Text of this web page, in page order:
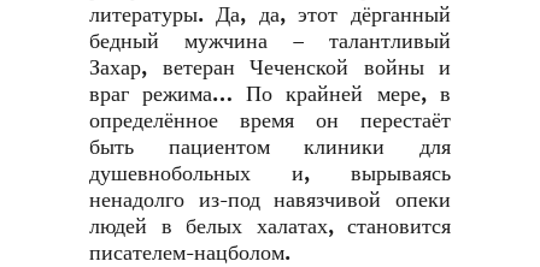
литературы. Да, да, этот дёрганный
бедный мужчина – талантливый
Захар, ветеран Чеченской войны и
враг режима… По крайней мере, в
определённое время он перестаёт
быть пациентом клиники для
душевнобольных и, вырываясь
ненадолго из-под навязчивой опеки
людей в белых халатах, становится
писателем-нацболом.